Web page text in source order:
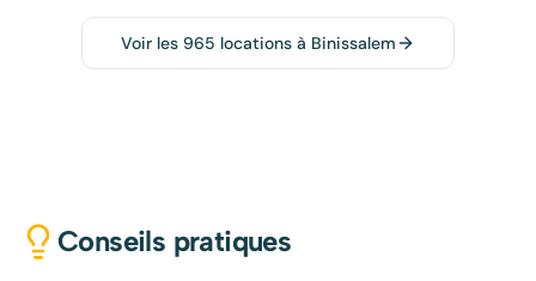
Voir les 965 locations à Binissalem
Conseils pratiques